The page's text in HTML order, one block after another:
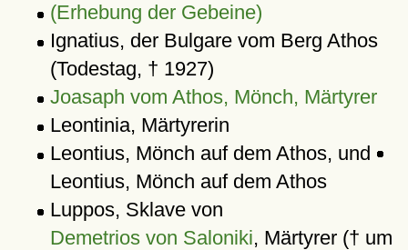
(Erhebung der Gebeine)
Ignatius, der Bulgare vom Berg Athos
(Todestag, † 1927)
Joasaph vom Athos, Mönch, Märtyrer
Leontinia, Märtyrerin
Leontius, Mönch auf dem Athos, und
Leontius, Mönch auf dem Athos
Luppos, Sklave von
Demetrios von Saloniki, Märtyrer († um